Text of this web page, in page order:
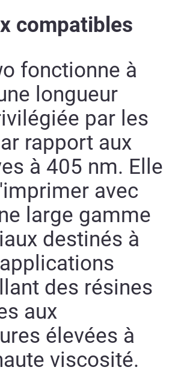
compatibles
fonctionne à
longueur
par les
rapport aux
à 405 nm. Elle
avec
large gamme
destinés à
des résines
aux
élevées à
viscosité.